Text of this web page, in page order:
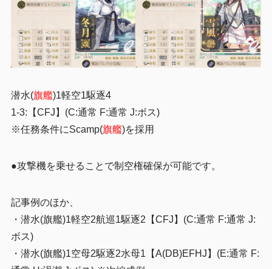
潜水(旗艦)1軽空1駆逐4
1-3:【CFJ】(C:通常 F:通常 J:ボス)
※任務条件にScamp(旗艦)を採用
●攻撃機を乗せることで制空権確保が可能です。
記事例のほか、
・潜水(旗艦)1軽空2航巡1駆逐2 【CFJ】(C:通常 F:通常 J:
ボス)
・潜水(旗艦)1空母2駆逐2水母1【A(DB)EFHJ】(E:通常 F: